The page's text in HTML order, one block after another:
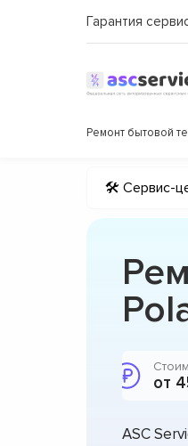
Гарантия
Ремонт бытовой
🛠 Сервис-
от
ASC